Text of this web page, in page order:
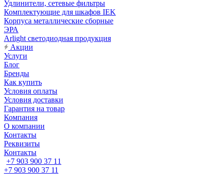
Удлинители, сетевые фильтры
Комплектующие для шкафов IEK
Корпуса металлические сборные
ЭРА
Arlight светодиодная продукция
Акции
Услуги
Блог
Бренды
Как купить
Условия оплаты
Условия доставки
Гарантия на товар
Компания
О компании
Контакты
Реквизиты
Контакты
+7 903 900 37 11
+7 903 900 37 11